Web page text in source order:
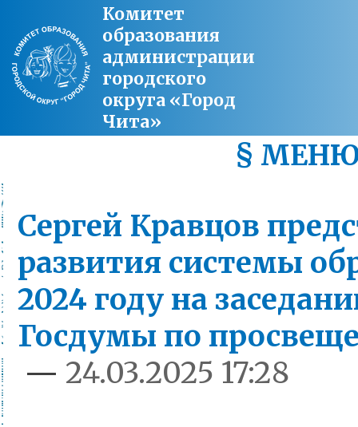
Комитет
образования
администрации
городского
округа «Город
Чита»
§
Сергей Кравцов
развития системы
2024 году на
Госдумы по
— 24.03.2025 17:28